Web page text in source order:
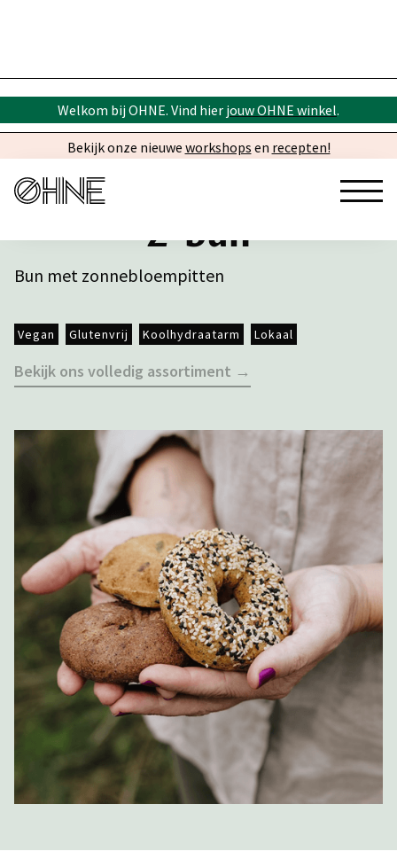
Welkom bij OHNE. Vind hier jouw OHNE winkel.
Bekijk onze nieuwe workshops en recepten!
Z-bun
Bun met zonnebloempitten
Vegan Glutenvrij Koolhydraatarm Lokaal
Bekijk ons volledig assortiment →